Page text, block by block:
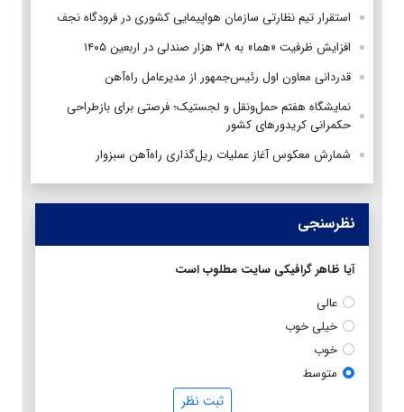
استقرار تیم‌ نظارتی سازمان هواپیمایی کشوری در فرودگاه نجف
افزایش ظرفیت «هما» به ۳۸ هزار صندلی در اربعین ۱۴۰۵
قدردانی معاون اول رئیس‌جمهور از مدیرعامل راه‌آهن
نمایشگاه هفتم حمل‌ونقل و لجستیک؛ فرصتی برای بازطراحی
حکمرانی کریدورهای کشور
شمارش معکوس آغاز عملیات ریل‌گذاری راه‌آهن سبزوار
نظرسنجی
آیا ظاهر گرافیکی سایت مطلوب است
عالی
خیلی خوب
خوب
متوسط
ثبت نظر